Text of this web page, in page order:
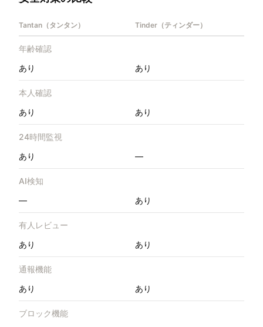
Tantan（タンタン） Tinder（ティンダー）
年齢確認
あり
あり
本人確認
あり
あり
24時間監視
あり
—
AI検知
—
あり
有人レビュー
あり
あり
通報機能
あり
あり
ブロック機能